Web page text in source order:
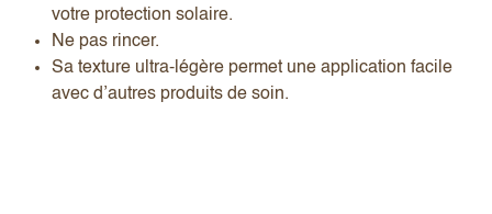
votre protection solaire.
Ne pas rincer.
Sa texture ultra-légère permet une application facile
avec d’autres produits de soin.